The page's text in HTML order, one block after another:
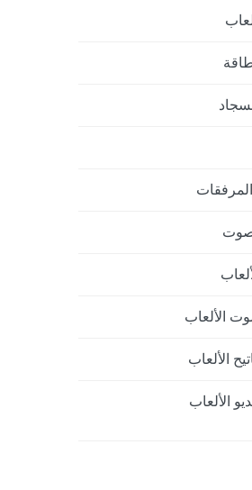
الألعاب
الألعاب
الألعاب